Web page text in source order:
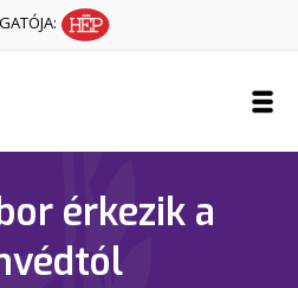
érkezik a